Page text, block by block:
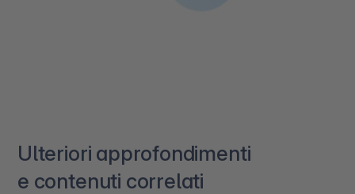
Ulteriori approfondimenti
e contenuti correlati